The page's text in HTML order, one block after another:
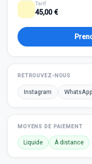
Tarif
45,00 €
RETROUVEZ-NOUS
Instagram WhatsApp
MOYENS DE PAIEMENT
Liquide À distance